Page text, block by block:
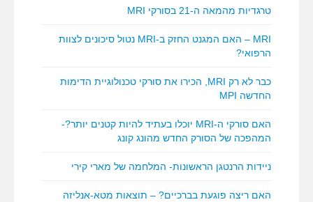
טרגדיות מהמאה ה-21 בסורקי MRI
MRI – האם המגנט החזק ב-MRI נטול סיכונים לצוות
הרפואי?
כבר לא רק MRI, הכירו את סורקי טכנולוגיית הדימות
החדשה MPI
האם סורקי ה-MRI יוכלו בעתיד להיות קטנים יותר?-
המהפכה של הסורק החדש מהונג קונג
ניידות הרנטגן הראשונות- המלחמה של מארי קירי
האם ריצה פוגעת בברכיים? – תוצאות מטא-אנליזה